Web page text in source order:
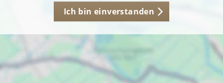
Ich bin einverstanden